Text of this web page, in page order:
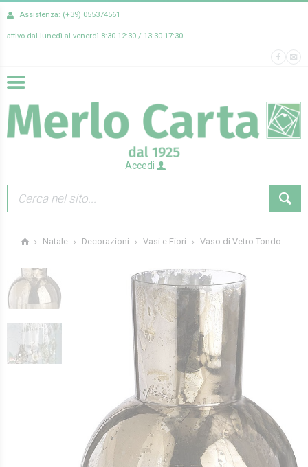
Assistenza: (+39) 055374561
attivo dal lunedì al venerdì 8:30-12:30 / 13:30-17:30
Accedi
Natale Decorazioni Vasi e Fiori Vaso di Vetro Tondo...